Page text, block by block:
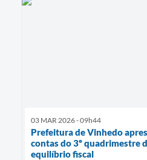
03 MAR 2026 - 09h44
Prefeitura de Vinhedo
contas do 3º quadrimestre
equilíbrio fiscal